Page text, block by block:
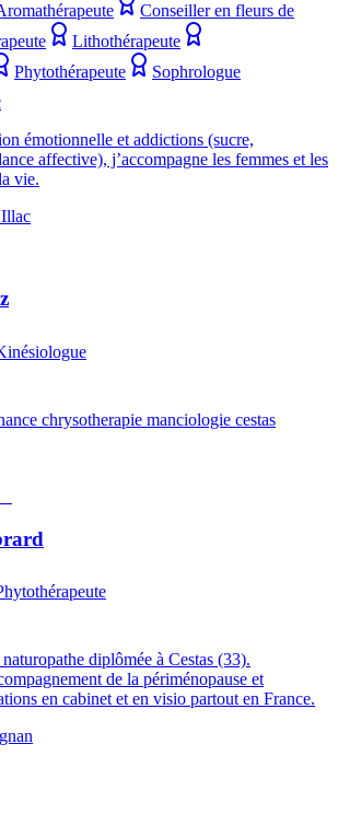
Conseiller en fleurs de
Lithothérapeute
Phytothérapeute
Sophrologue
émotionnelle et addictions (sucre,
affective), j’accompagne les femmes et les
vie.
chrysotherapie manciologie cestas
diplômée à Cestas (33).
de la périménopause et
en cabinet et en visio partout en France.